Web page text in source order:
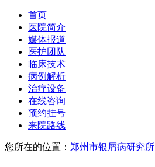
首页
医院简介
媒体报道
医护团队
临床技术
病例解析
治疗设备
在线咨询
预约挂号
来院路线
您所在的位置： 郑州市银屑病研究所